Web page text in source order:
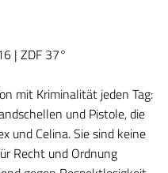
| ZDF 37°
mit Kriminalität jeden Tag:
und Pistole, die
und Celina. Sie sind keine
Recht und Ordnung